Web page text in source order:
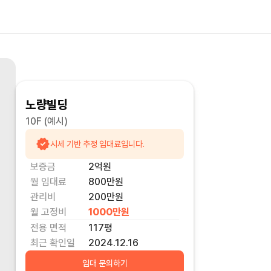
노량빌딩
10F (예시)
시세 기반 추정 임대료입니다.
보증금 2억원
월 임대료
800만원
관리비
200만원
월 고정비
1000만원
전용 면적
117평
최근 확인일
2024.12.16
임대 문의하기